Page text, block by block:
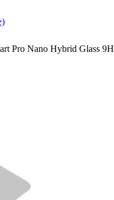
Pro Nano Hybrid Glass 9H